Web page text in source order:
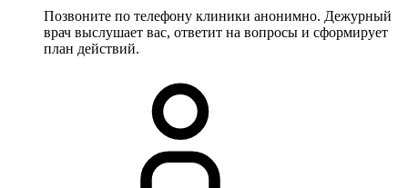
Позвоните по телефону клиники анонимно. Дежурный
врач выслушает вас, ответит на вопросы и сформирует
план действий.